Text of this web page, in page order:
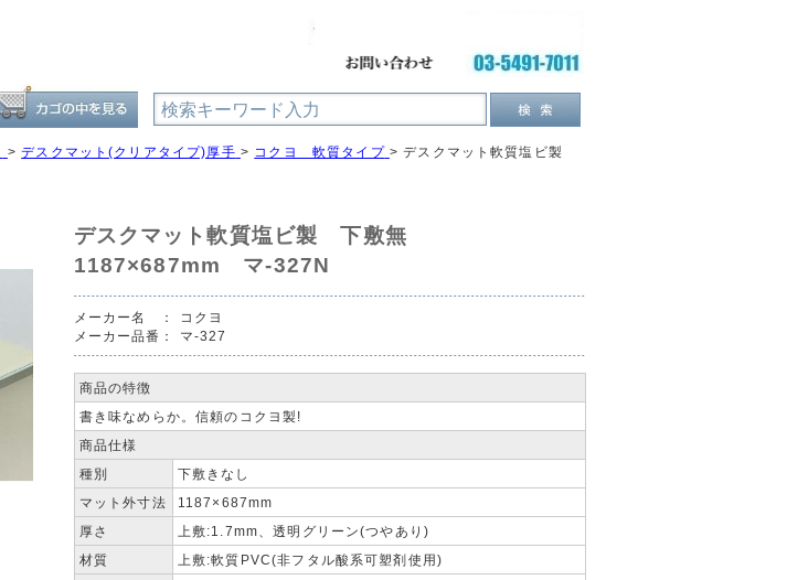
>デスクマット(クリアタイプ)厚手 > コクヨ 軟質タイプ >デスクマット軟質塩ビ製
デスクマット軟質塩ビ製 下敷無
1187×687mm マ-327N
メーカー名 ：
コクヨ
メーカー品番：
マ-327
商品の特徴
書き味なめらか。信頼のコクヨ製!
商品仕様
種別
下敷きなし
マット外寸法
1187×687mm
厚さ
上敷:1.7mm、透明グリーン(つやあり)
材質
上敷:軟質PVC(非フタル酸系可塑剤使用)